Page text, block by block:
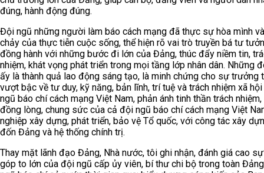
đúng, hành động đúng.
Đội ngũ những người làm báo cách mạng đã thực sự hòa mình
chảy của thực tiễn cuộc sống, thể hiện rõ vai trò truyền bá tư
đồng hành với những bước đi lớn của Đảng, thúc đẩy niềm tin,
nhiệm, khát vọng phát triển trong mọi tầng lớp nhân dân. Những
ấy là thành quả lao động sáng tạo, là minh chứng cho sự trưởng
vượt bậc về tư duy, kỹ năng, bản lĩnh, trí tuệ và trách nhiệm xã
ngũ báo chí cách mạng Việt Nam, phản ánh tinh thần trách
đồng lòng, chung sức của cả đội ngũ báo chí cách mạng Việt
nghiệp xây dựng, phát triển, bảo vệ Tổ quốc, với công tác xây
đốn Đảng và hệ thống chính trị.
Thay mặt lãnh đạo Đảng, Nhà nước, tôi ghi nhận, đánh giá cao
góp to lớn của đội ngũ cấp ủy viên, bí thư chi bộ trong toàn